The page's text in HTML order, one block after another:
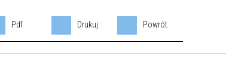
Pdf Drukuj Powrót